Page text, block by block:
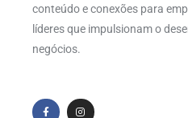
conteúdo e conexões para
líderes que impulsionam o
negócios.